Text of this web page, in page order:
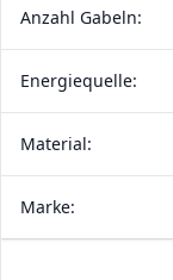
Anzahl Gabeln:
Energiequelle:
Material:
Marke: